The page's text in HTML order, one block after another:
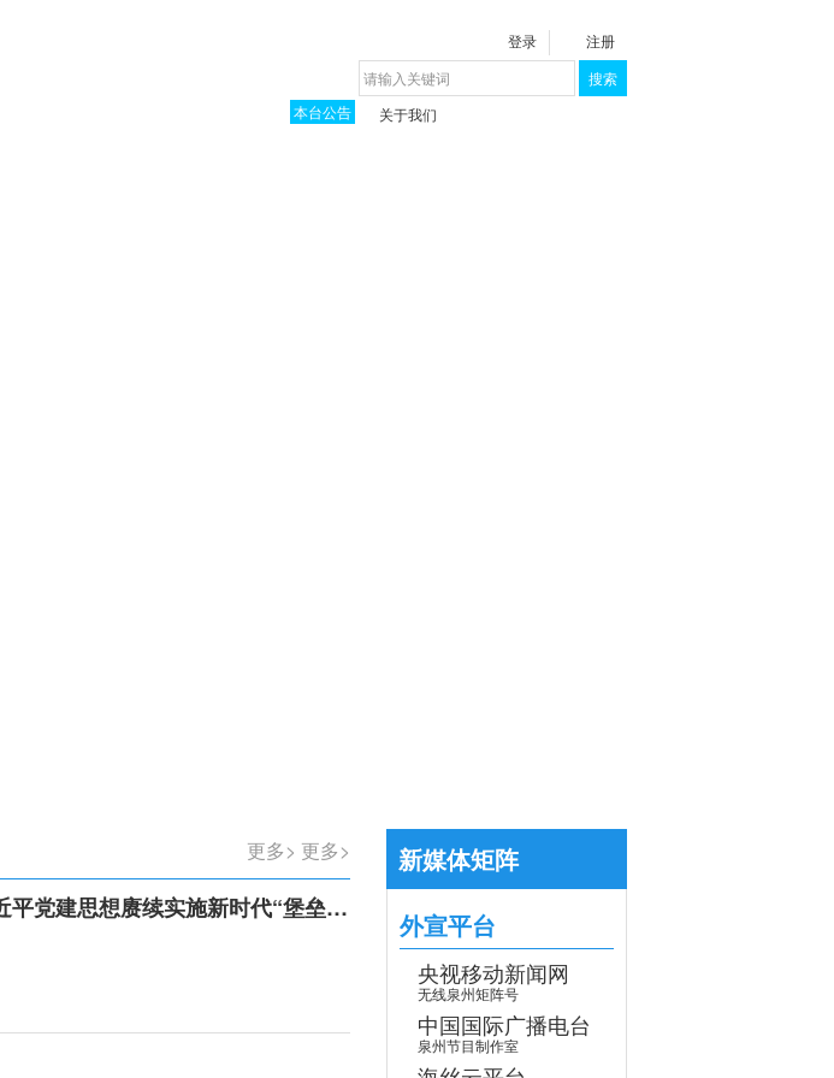
登录
注册
搜索
本台公告
关于我们
更多> 更多>
想赓续实施新时代“堡垒工程”推进会召开
新媒体矩阵
外宣平台
央视移动新闻网
无线泉州矩阵号
中国国际广播电台
泉州节目制作室